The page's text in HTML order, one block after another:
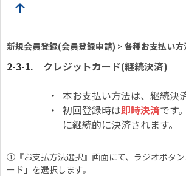
arrow_upward
新規会員登録(会員登録申請) > 各種お支払い方
クレジットカード(継続決済)
本お支払い方法は、継続決
初回登録時は即時決済です
に継続的に決済されます。
①『お支払方法選択』画面にて、ラジオボタ
ード」を選択します。